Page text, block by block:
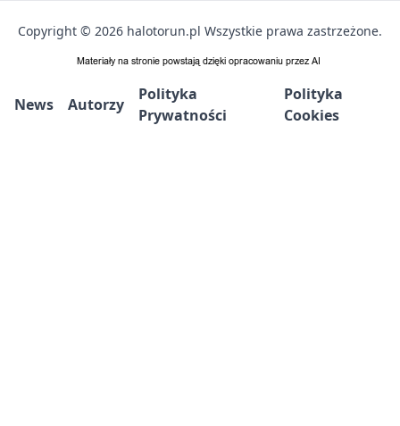
Copyright © 2026 halotorun.pl Wszystkie prawa zastrzeżone.
News Autorzy
Polityka
Prywatności
Polityka
Cookies